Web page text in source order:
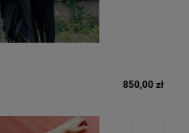
850,00 zł